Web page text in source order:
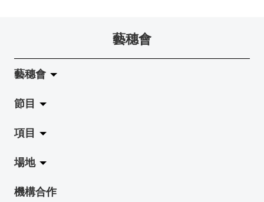
藝穗會
藝穗會
關於藝穗會
藝穗會的演化
使命與宗旨
藝穗會架構
節目
拉闊
展覽
演出
項目
Jazz-Go-Central, Jazz-Go-Fringe
LPL
場地
陳麗玲畫廊
機構合作